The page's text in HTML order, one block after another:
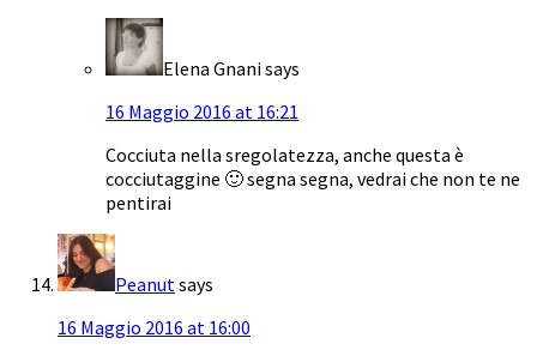
Elena Gnanisays
16 Maggio 2016 at 16:21
Cocciuta nella sregolatezza, anche questa è
cocciutaggine 🙂 segna segna, vedrai che non te ne
pentirai
Peanut says
16 Maggio 2016 at 16:00